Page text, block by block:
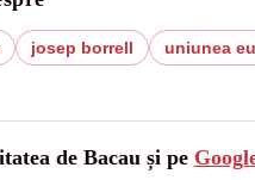
josep borrell uniunea
de Bacau și pe